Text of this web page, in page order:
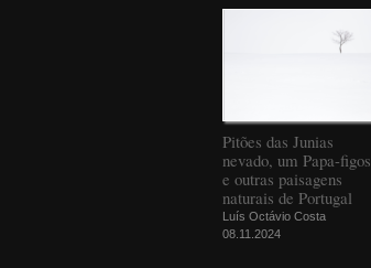
Pitões das Junias
nevado, um Papa-figos
e outras paisagens
naturais de Portugal
Luís Octávio Costa
08.11.2024